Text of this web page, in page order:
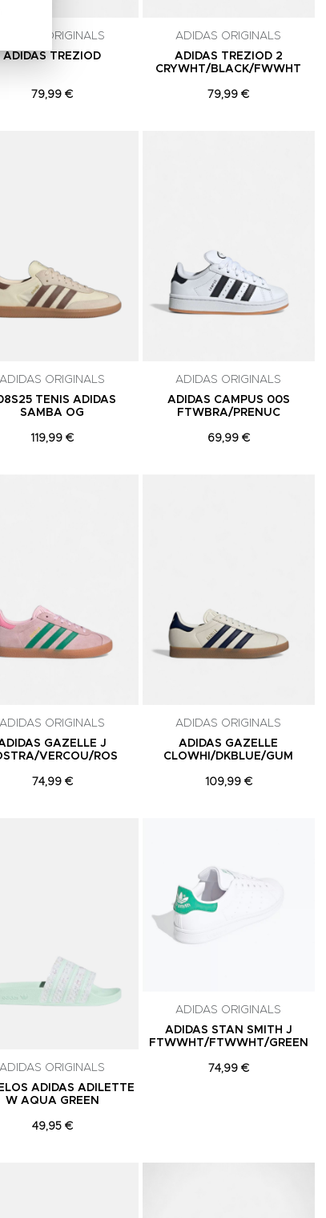
ADIDAS ORIGINALS
ADIDAS TREZIOD
79,99 €
ADIDAS ORIGINALS
ADIDAS TREZIOD 2
CRYWHT/BLACK/FWWHT
79,99 €
ADIDAS ORIGINALS
TENIS ADIDAS
SAMBA OG
119,99 €
ADIDAS ORIGINALS
ADIDAS CAMPUS 00S
FTWBRA/PRENUC
69,99 €
ADIDAS ORIGINALS
GAZELLE J
VERCOU/ROS
74,99 €
ADIDAS ORIGINALS
ADIDAS GAZELLE
CLOWHI/DKBLUE/GUM
109,99 €
ADIDAS ORIGINALS
ADIDAS ADILETTE
W AQUA GREEN
49,95 €
ADIDAS ORIGINALS
ADIDAS STAN SMITH J
FTWWHT/FTWWHT/GREEN
74,99 €